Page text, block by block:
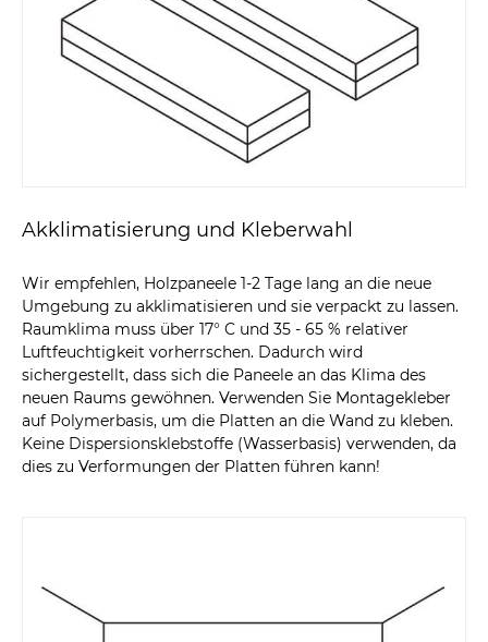
Akklimatisierung und Kleberwahl
Wir empfehlen, Holzpaneele 1-2 Tage lang an die neue
Umgebung zu akklimatisieren und sie verpackt zu lassen.
Raumklima muss über 17° C und 35 - 65 % relativer
Luftfeuchtigkeit vorherrschen. Dadurch wird
sichergestellt, dass sich die Paneele an das Klima des
neuen Raums gewöhnen. Verwenden Sie Montagekleber
auf Polymerbasis, um die Platten an die Wand zu kleben.
Keine Dispersionsklebstoffe (Wasserbasis) verwenden, da
dies zu Verformungen der Platten führen kann!